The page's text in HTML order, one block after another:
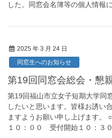
した。同窓会名簿等の個人情報
2025 年 3 月 24 日
同窓生へのお知らせ
第19回同窓会総会・懇
第19回福山市立女子短期大学同
したいと思います。皆様お誘い
ますようお願い申し上げます。
１０：００ 受付開始１０：